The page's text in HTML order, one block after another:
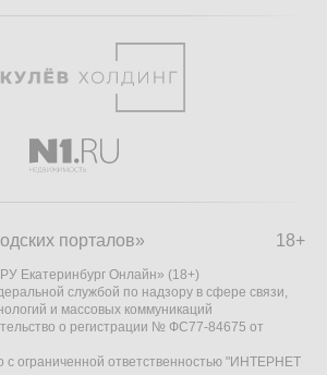
18+
порталов»
Екатеринбург Онлайн» (18+)
службой по надзору в сфере связи,
и массовых коммуникаций
о регистрации № ФС77-84675 от
с ограниченной ответственностью "ИНТЕРНЕТ